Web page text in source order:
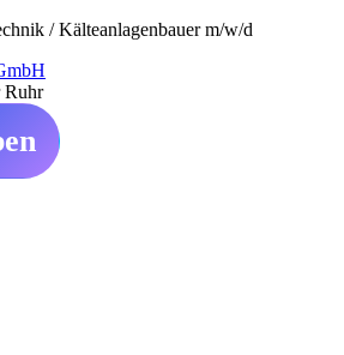
/ Kälteanlagenbauer m/w/d
Ruhr